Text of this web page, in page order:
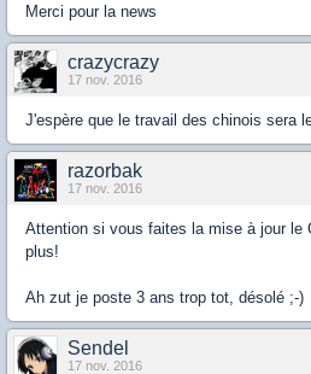
Merci pour la news
crazycrazy
17 nov. 2016
J'espère que le travail des chinois sera
razorbak
17 nov. 2016
Attention si vous faites la mise à jour le
plus!
Ah zut je poste 3 ans trop tot, désolé ;-)
Sendel
17 nov. 2016